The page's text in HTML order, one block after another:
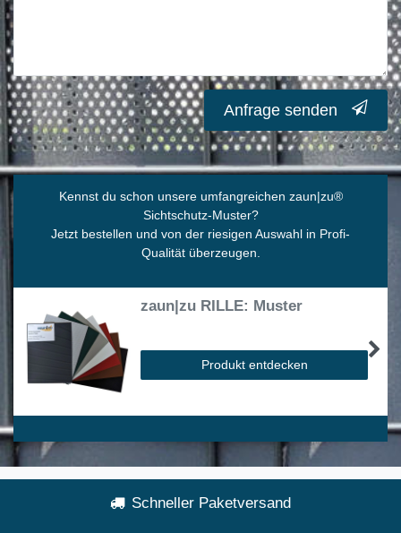
Anfrage senden
Kennst du schon unsere umfangreichen zaun|zu®
Sichtschutz-Muster?
Jetzt bestellen und von der riesigen Auswahl in Profi-
Qualität überzeugen.
zaun|zu RILLE: Muster
Produkt entdecken
Schneller Paketversand